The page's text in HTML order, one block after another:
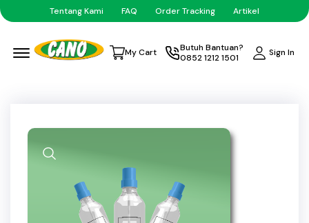
Tentang Kami FAQ Order Tracking Artikel
Menu Open
My Cart
Butuh Bantuan?
0852 1212 1501
Sign In